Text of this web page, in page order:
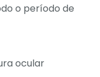
o período de
ocular